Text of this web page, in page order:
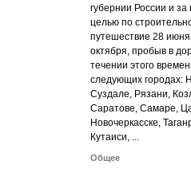
губернии России и
целью по
путешествие 28 июня
октября, пробыв в
течении этого
следующих городах:
Суздале, Рязани,
Саратове, Самаре,
Новочеркасске,
Кутаиси, ...
Общее